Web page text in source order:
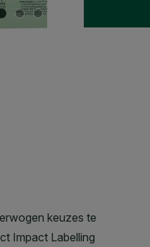
SLIDE 1
SLIDE 2SLIDE 3